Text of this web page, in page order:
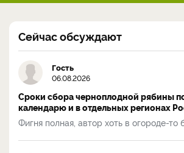
Сейчас обсуждают
Гость
06.08.2026
Сроки сбора черноплодной рябины
календарю и в отдельных регионах
Фигня полная, автор хоть в огороде-то